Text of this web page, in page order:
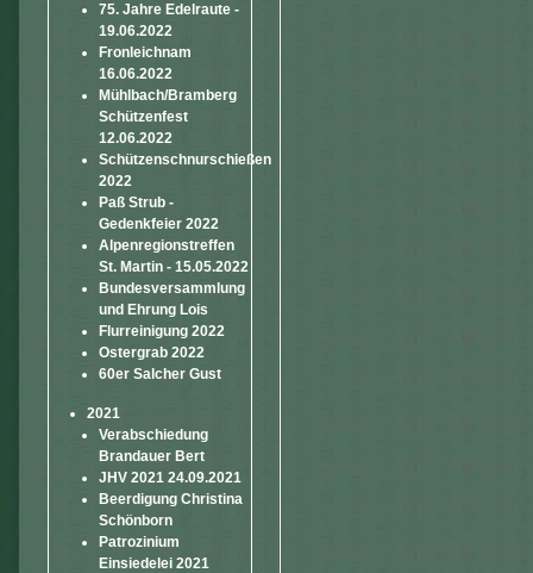
75. Jahre Edelraute -
19.06.2022
Fronleichnam
16.06.2022
Mühlbach/Bramberg
Schützenfest
12.06.2022
Schützenschnurschießen
2022
Paß Strub -
Gedenkfeier 2022
Alpenregionstreffen
St. Martin - 15.05.2022
Bundesversammlung
und Ehrung Lois
Flurreinigung 2022
Ostergrab 2022
60er Salcher Gust
2021
Verabschiedung
Brandauer Bert
JHV 2021 24.09.2021
Beerdigung Christina
Schönborn
Patrozinium
Einsiedelei 2021